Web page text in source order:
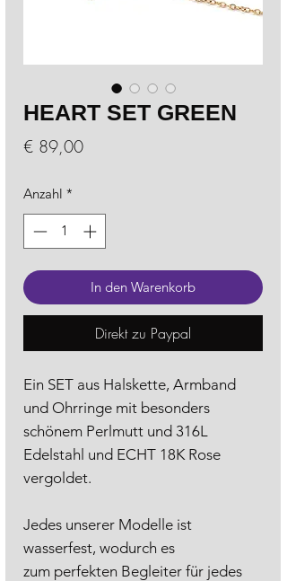
HEART SET GREEN
€ 89,00Preis
Anzahl *
In den Warenkorb
Direkt zu Paypal
Ein SET aus Halskette, Armband
und Ohrringe mit besonders
schönem Perlmutt und 316L
Edelstahl und ECHT 18K Rose
vergoldet.
Jedes unserer Modelle ist
wasserfest, wodurch es
zum perfekten Begleiter für jedes